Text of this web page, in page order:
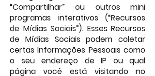
“Compartilhar” ou outros mini
programas interativos (“Recursos
de Mídias Sociais”). Esses Recursos
de Mídias Sociais podem coletar
certas Informações Pessoais como
o seu endereço de IP ou qual
página você está visitando no